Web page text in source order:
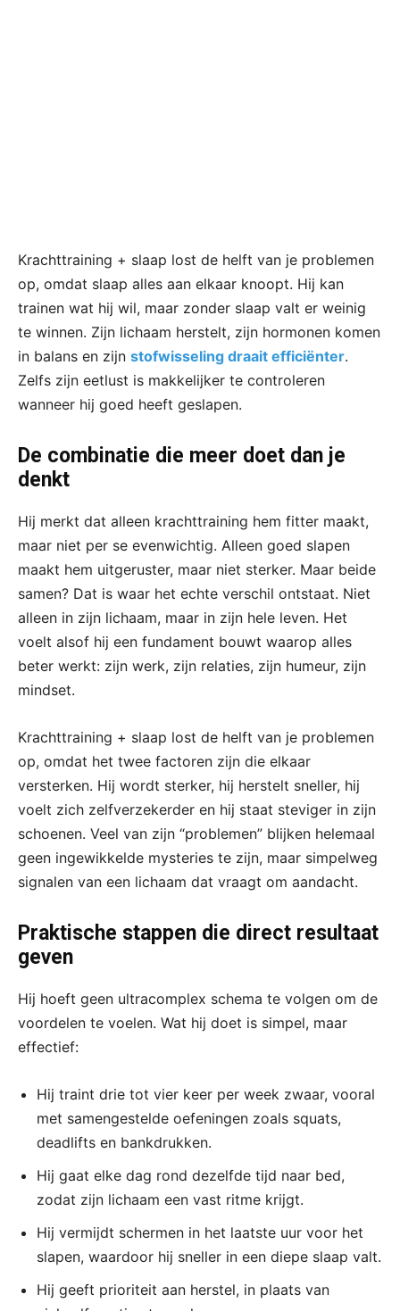
Krachttraining + slaap lost de helft van je problemen
op, omdat slaap alles aan elkaar knoopt. Hij kan
trainen wat hij wil, maar zonder slaap valt er weinig
te winnen. Zijn lichaam herstelt, zijn hormonen komen
in balans en zijn stofwisseling draait efficiënter.
Zelfs zijn eetlust is makkelijker te controleren
wanneer hij goed heeft geslapen.
De combinatie die meer doet dan je
denkt
Hij merkt dat alleen krachttraining hem fitter maakt,
maar niet per se evenwichtig. Alleen goed slapen
maakt hem uitgeruster, maar niet sterker. Maar beide
samen? Dat is waar het echte verschil ontstaat. Niet
alleen in zijn lichaam, maar in zijn hele leven. Het
voelt alsof hij een fundament bouwt waarop alles
beter werkt: zijn werk, zijn relaties, zijn humeur, zijn
mindset.
Krachttraining + slaap lost de helft van je problemen
op, omdat het twee factoren zijn die elkaar
versterken. Hij wordt sterker, hij herstelt sneller, hij
voelt zich zelfverzekerder en hij staat steviger in zijn
schoenen. Veel van zijn “problemen” blijken helemaal
geen ingewikkelde mysteries te zijn, maar simpelweg
signalen van een lichaam dat vraagt om aandacht.
Praktische stappen die direct resultaat
geven
Hij hoeft geen ultracomplex schema te volgen om de
voordelen te voelen. Wat hij doet is simpel, maar
effectief:
Hij traint drie tot vier keer per week zwaar, vooral
met samengestelde oefeningen zoals squats,
deadlifts en bankdrukken.
Hij gaat elke dag rond dezelfde tijd naar bed,
zodat zijn lichaam een vast ritme krijgt.
Hij vermijdt schermen in het laatste uur voor het
slapen, waardoor hij sneller in een diepe slaap valt.
Hij geeft prioriteit aan herstel, in plaats van